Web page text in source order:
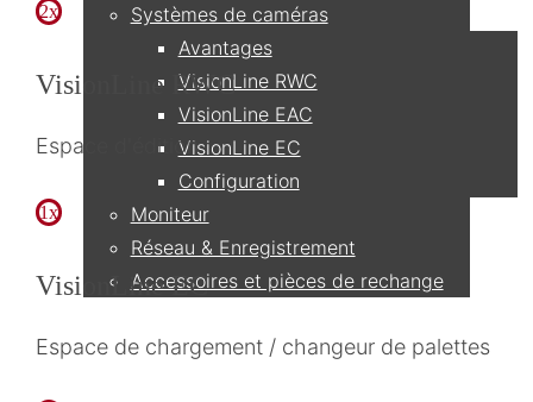
Systèmes de caméras
Avantages
VisionLine RWC
VisionLine EAC
VisionLine EC
Configuration
Moniteur
Réseau & Enregistrement
Accessoires et pièces de rechange
Applications
2x
VisionLine RWC
Espace d'édition
1x
VisionLine EC
Espace de chargement / changeur de palettes